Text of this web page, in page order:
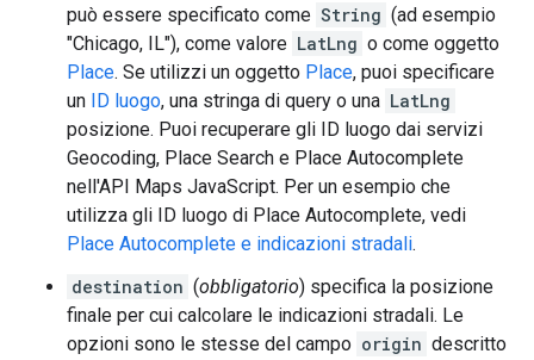
può essere specificato come String (ad esempio
"Chicago, IL"), come valore LatLng o come oggetto
Place. Se utilizzi un oggetto Place, puoi specificare
un
ID luogo, una stringa di query o una LatLng
posizione. Puoi recuperare gli ID luogo dai servizi
Geocoding, Place Search e Place Autocomplete
nell'API Maps JavaScript. Per un esempio che
utilizza gli ID luogo di Place Autocomplete, vedi
Place Autocomplete e indicazioni stradali.
destination (obbligatorio) specifica la posizione
finale per cui calcolare le indicazioni stradali. Le
opzioni sono le stesse del campo origin descritto